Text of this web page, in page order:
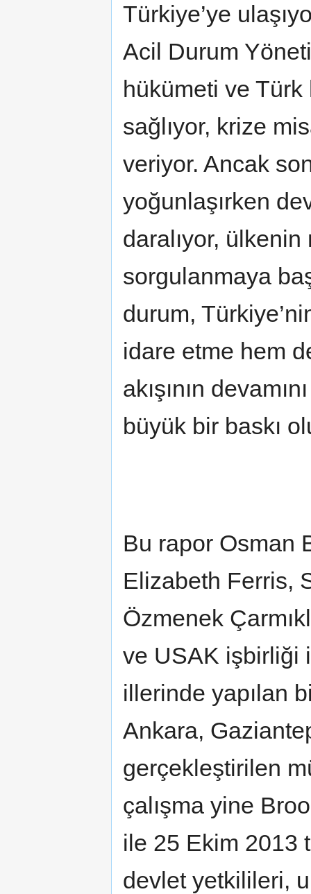
Türkiye’ye
Acil Durum
hükümeti ve Türk
sağlıyor, krize
veriyor. Ancak
yoğunlaşırken
daralıyor, ülkenin
sorgulanmaya
durum,
idare etme hem
akışının
büyük bir baskı
Bu rapor Osman
Elizabeth Ferris,
Özmenek
ve USAK işbirliği
illerinde yapılan
Ankara,
gerçekleştirilen
çalışma yine
ile 25 Ekim 2013
devlet yetkilileri,